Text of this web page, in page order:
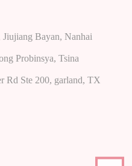
Bayan, Nanhai
Probinsya, Tsina
Rd Ste 200, garland, TX